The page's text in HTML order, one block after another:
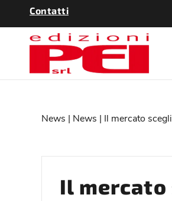
Contatti
News | News | Il mercato
Il